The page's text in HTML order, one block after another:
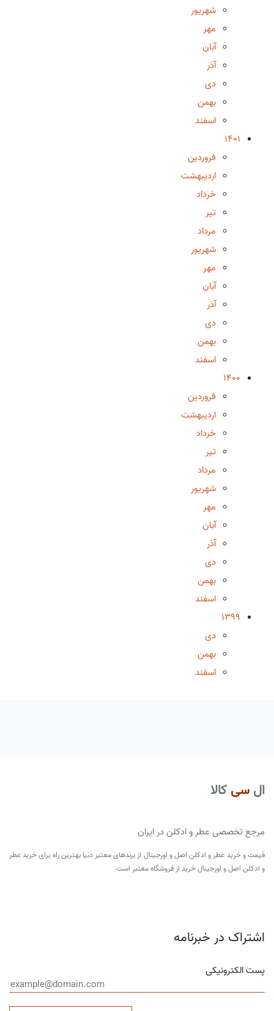
شهریور
مهر
آبان
آذر
دی
بهمن
اسفند
1401
فروردین
اردیبهشت
خرداد
تیر
مرداد
شهریور
مهر
آبان
آذر
دی
بهمن
اسفند
1400
فروردین
اردیبهشت
خرداد
تیر
مرداد
شهریور
مهر
آبان
آذر
دی
بهمن
اسفند
1399
دی
بهمن
اسفند
ال سی کالا
مرجع تخصصی عطر و ادکلن در ایران
قیمت و خرید عطر و ادکلن اصل و اورجینال از برندهای معتبر دنیا بهترین راه برای خرید عطر
و ادکلن اصل و اورجینال خرید از فروشگاه معتبر است
اشتراک در خبرنامه
پست الکترونیکی